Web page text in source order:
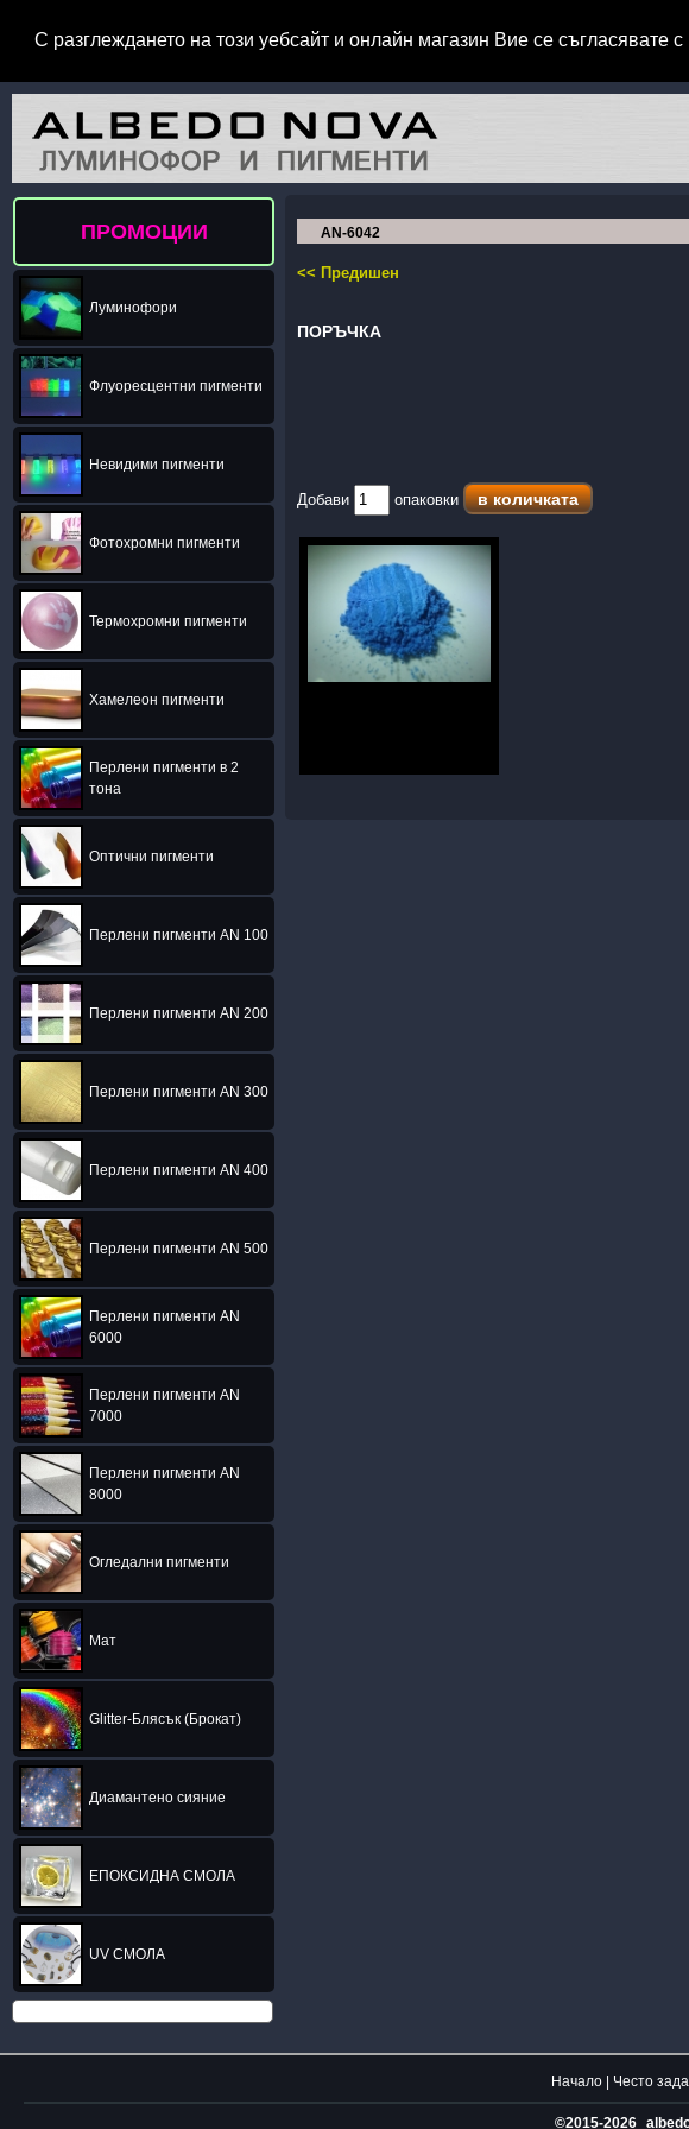
С разглеждането на този уебсайт и онлайн магазин Вие се съгласявате с
ПРОМОЦИИ
Луминофори
Флуоресцентни пигменти
Невидими пигменти
Фотохромни пигменти
Термохромни пигменти
Хамелеон пигменти
Перлени пигменти в 2
тона
Оптични пигменти
Перлени пигменти AN 100
Перлени пигменти AN 200
Перлени пигменти AN 300
Перлени пигменти AN 400
Перлени пигменти AN 500
Перлени пигменти AN
6000
Перлени пигменти AN
7000
Перлени пигменти AN
8000
Огледални пигменти
Мат
Glitter-Блясък (Брокат)
Диамантено сияние
ЕПОКСИДНА СМОЛА
UV СМОЛА
AN-6042
<< Предишен
ПОРЪЧКА
Добави опаковки
Начало | Често
©2015-2026